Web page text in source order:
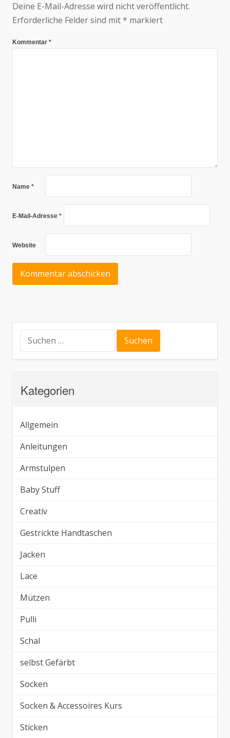
Deine E-Mail-Adresse wird nicht veröffentlicht.
Erforderliche Felder sind mit* markiert
Kommentar *
Name *
E-Mail-Adresse *
Website
nach:
Kategorien
Allgemein
Anleitungen
Armstulpen
Baby Stuff
Creativ
Gestrickte Handtaschen
Jacken
Lace
Mützen
Pulli
Schal
selbst Gefärbt
Socken
Socken & Accessoires Kurs
Sticken